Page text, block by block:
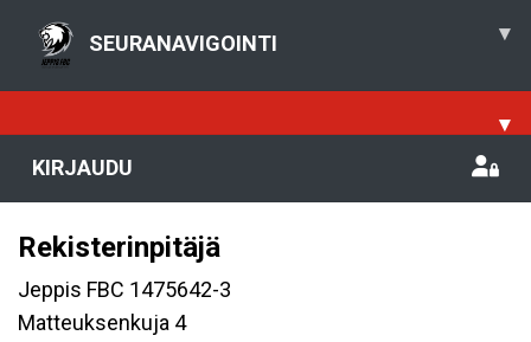
SEURANAVIGOINTI ▾
▾
KIRJAUDU
Rekisterinpitäjä
Jeppis FBC 1475642-3
Matteuksenkuja 4